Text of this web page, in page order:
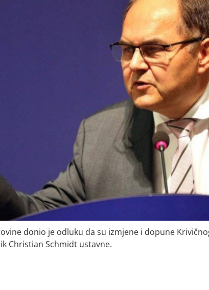
donio je odluku da su izmjene i dopune
Christian Schmidt ustavne.